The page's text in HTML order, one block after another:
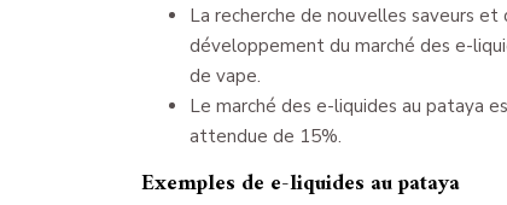
La recherche de nouvelles saveurs
développement du marché des e-
de vape.
Le marché des e-liquides au pataya
attendue de 15%.
Exemples de e-liquides au pataya